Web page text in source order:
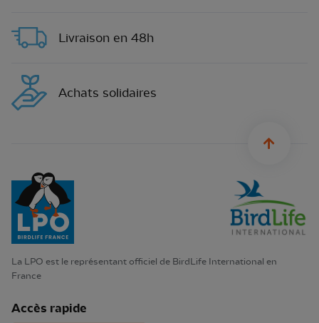
Livraison en 48h
Achats solidaires
La LPO est le représentant officiel de BirdLife International en
France
Accès rapide